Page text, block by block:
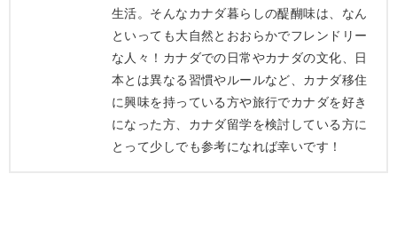
生活。そんなカナダ暮らしの醍醐味は、なん
といっても大自然とおおらかでフレンドリー
な人々！カナダでの日常やカナダの文化、日
本とは異なる習慣やルールなど、カナダ移住
に興味を持っている方や旅行でカナダを好き
になった方、カナダ留学を検討している方に
とって少しでも参考になれば幸いです！